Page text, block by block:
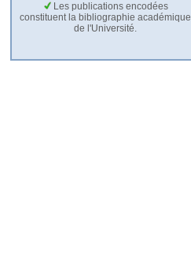
Les publications encodées
constituent la bibliographie académique
de l'Université.